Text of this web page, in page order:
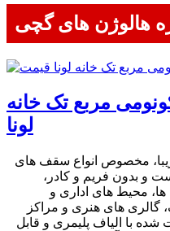
هالوژن های گچی
مربع تک خانه
لونا
مخصوص انواع سقف های
و بدون فریم و کادر،
محیط های اداری و
گالری های هنری و مراکز
با الیاف پلیمری و قابل